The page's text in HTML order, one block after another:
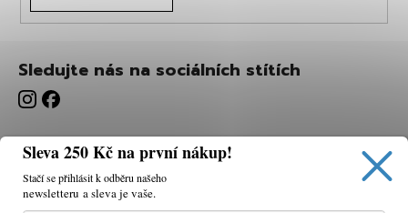
Sledujte nás na sociálních stítích
Sleva 250 Kč na první nákup!
Stačí se přihlásit k odběru našeho
newsletteru a sleva je vaše.